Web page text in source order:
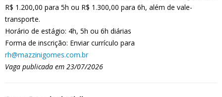
R$ 1.200,00 para 5h ou R$ 1.300,00 para 6h, além de vale-
transporte.
Horário de estágio: 4h, 5h ou 6h diárias
Forma de inscrição: Enviar currículo para
rh@mazzinigomes.com.br
Vaga publicada em 23/07/2026